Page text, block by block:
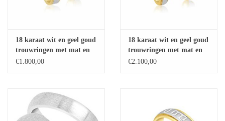
Exclusieve ringen
18 karaat wit en geel goud
trouwringen met mat en
glanzend afwerking
€1.800,00
18 karaat wit en geel goud
trouwringen met mat en
glanzend afwerking
€2.100,00